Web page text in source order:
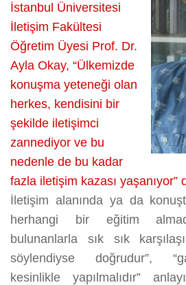
İstanbul Üniversitesi
İletişim Fakültesi
Öğretim Üyesi Prof. Dr.
Ayla Okay, “Ülkemizde
konuşma yeteneği olan
herkes, kendisini bir
şekilde iletişimci
zannediyor ve bu
nedenle de bu kadar
fazla iletişim kazası yaşanıyor”
İletişim alanında ya da
herhangi bir eğitim
bulunanlarla sık sık
söylendiyse doğrudur”,
kesinlikle yapılmalıdır”